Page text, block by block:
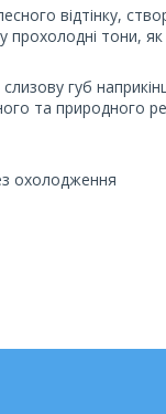
відтінку,
тони,
губ
та природного
охолодження